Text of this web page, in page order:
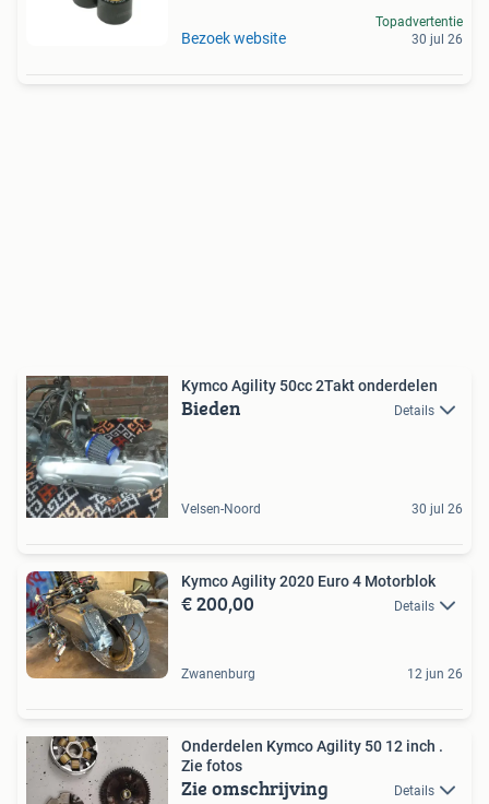
Bezoek website
Topadvertentie
30 jul 26
Kymco Agility 50cc 2Takt onderdelen
Bieden Details
Velsen-Noord 30 jul 26
Kymco Agility 2020 Euro 4 Motorblok
€ 200,00 Details
Zwanenburg 12 jun 26
Onderdelen Kymco Agility 50 12 inch .
Zie fotos
Zie omschrijving Details